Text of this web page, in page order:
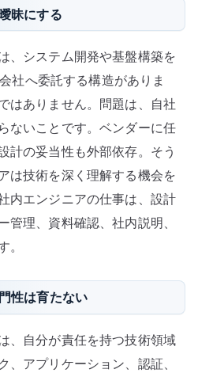
昧にする
、システム開発や基盤構築を
社へ委託する構造がありま
はありません。問題は、自社
ないことです。ベンダーに任
計の妥当性も外部依存。そう
は技術を深く理解する機会を
内エンジニアの仕事は、設計
理、資料確認、社内説明、
性は育たない
、自分が責任を持つ技術領域
、アプリケーション、認証、